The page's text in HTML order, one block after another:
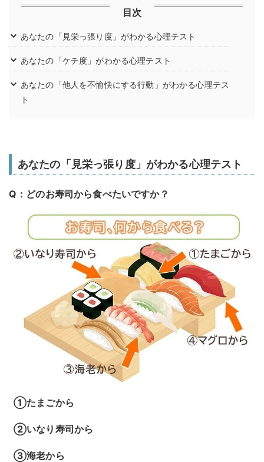
目次
あなたの「見栄っ張り度」がわかる心理テスト
あなたの「ケチ度」がわかる心理テスト
あなたの「他人を不愉快にする行動」がわかる心理テス
ト
あなたの「見栄っ張り度」がわかる心理テスト
Q：どのお寿司から食べたいですか？
①たまごから
②いなり寿司から
③海老から